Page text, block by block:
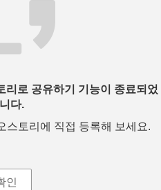
로 공유하기 기능이 종료되었
다.
스토리에 직접 등록해 보세요.
인